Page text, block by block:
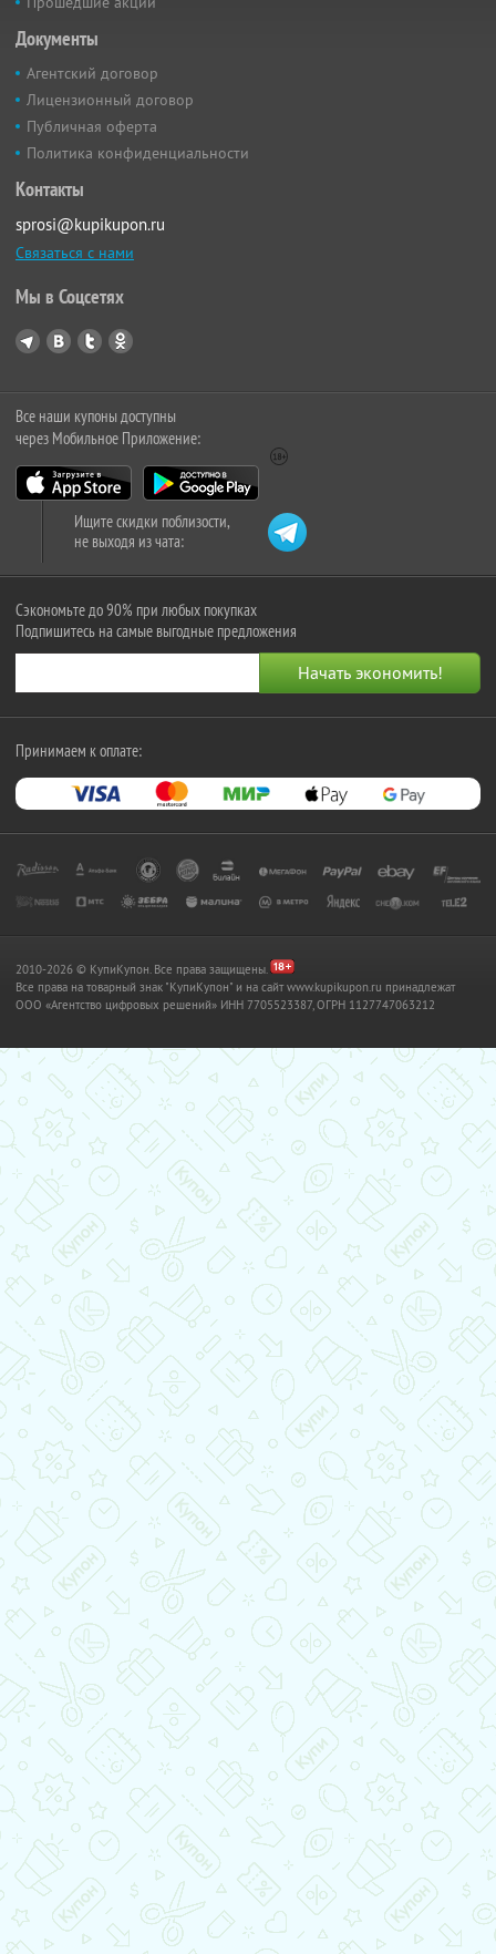
Документы
Агентский договор
Лицензионный договор
Публичная оферта
Политика конфиденциальности
Контакты
sprosi@kupikupon.ru
Связаться с нами
Мы в Соцсетях
Все наши купоны доступны
через Мобильное Приложение:
Ищите скидки поблизости,
не выходя из чата:
Сэкономьте до 90% при любых покупках
Подпишитесь на самые выгодные предложения
Принимаем к оплате:
2010-2026 © КупиКупон. Все права защищены.
Все права на товарный знак "КупиКупон" и на сайт www.kupikupon.ru принадлежат
OOO «Агентство цифровых решений» ИНН 7705523387, ОГРН 1127747063212